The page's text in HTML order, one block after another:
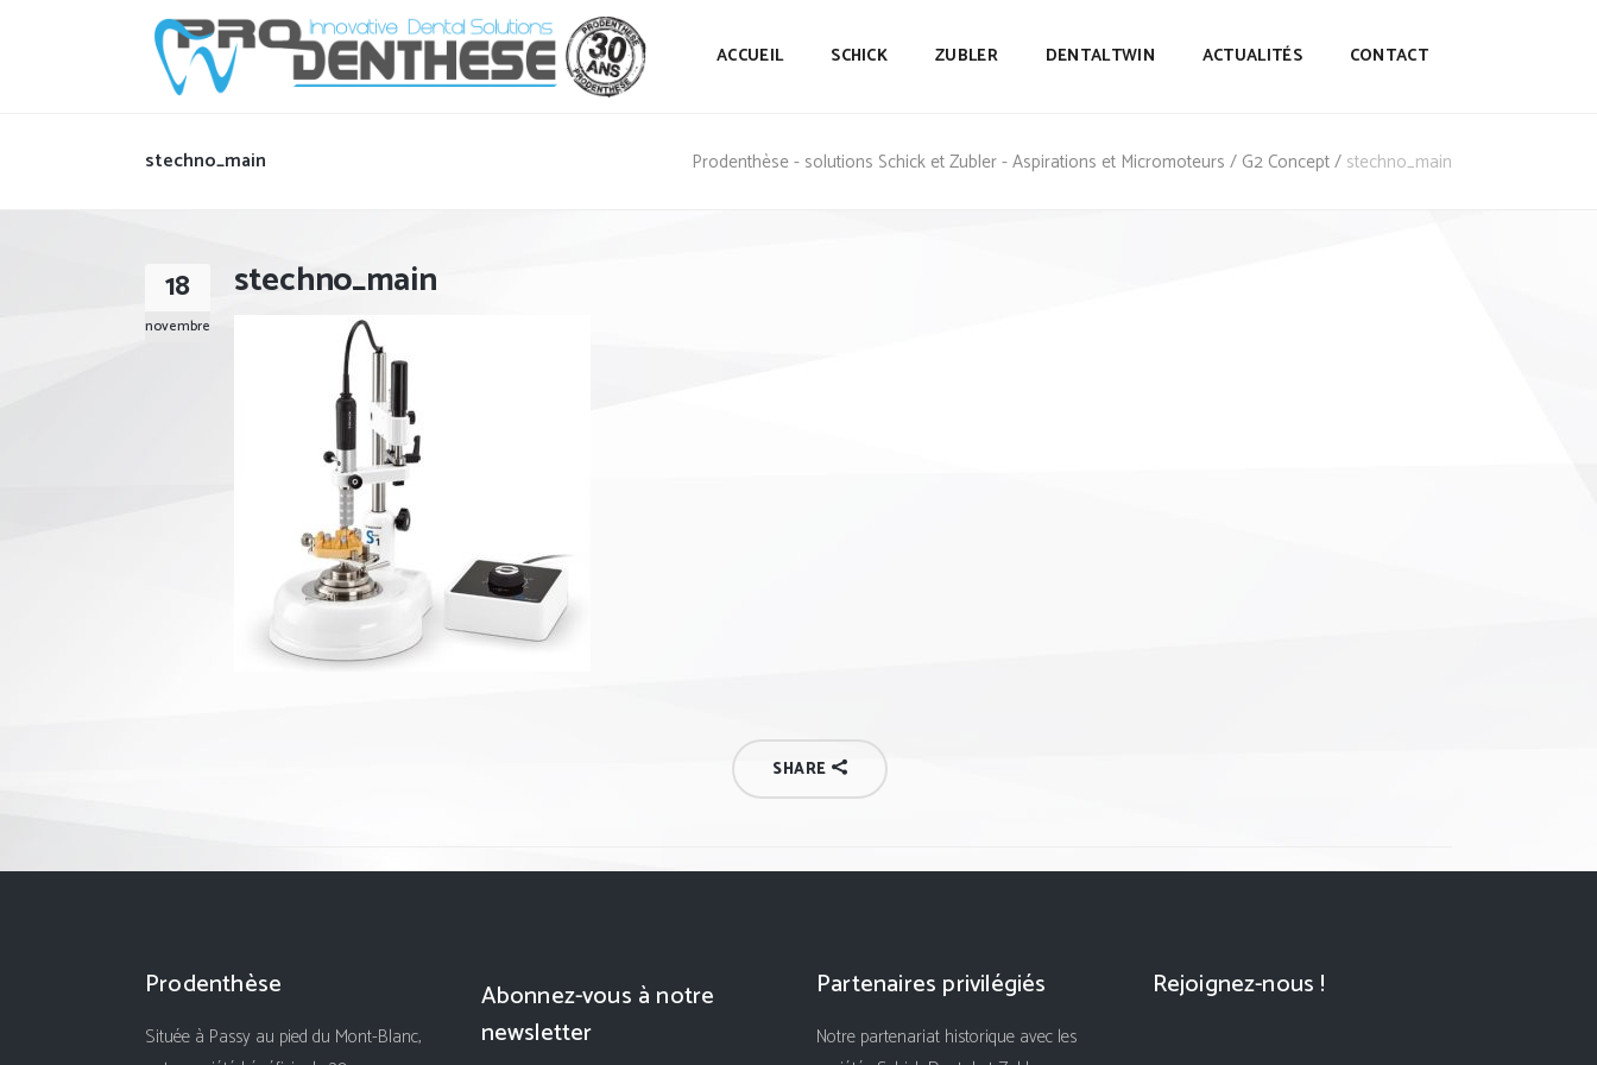
ACCUEIL SCHICK ZUBLER DENTALTWIN ACTUALITÉS CONTACT
stechno_main Prodenthèse - solutions Schick et Zubler - Aspirations et Micromoteurs / G2 Concept/ stechno_main
18
novembre
stechno_main
SHARE
Prodenthèse
Située à Passy au pied du Mont-Blanc,
Abonnez-vous à notre
newsletter
Partenaires privilégiés
Notre partenariat historique avec les
Rejoignez-nous !